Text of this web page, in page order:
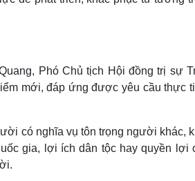
Phó Chủ tịch Hội đồng trị sự
mới, đáp ứng được yêu cầu thực
có nghĩa vụ tôn trọng người khác,
gia, lợi ích dân tộc hay quyền lợi